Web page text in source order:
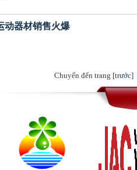
动器材销售火爆
Chuyển đến trang [trước]